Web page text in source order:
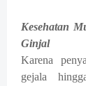
Kesehatan
Ginjal
Karena
gejala